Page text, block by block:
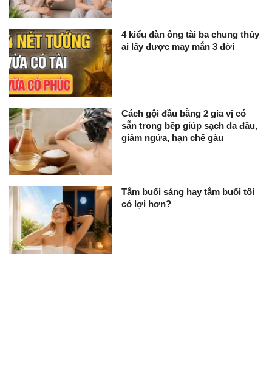
4 kiểu đàn ông tài ba chung thủy
ai lấy được may mắn 3 đời
Cách gội đầu bằng 2 gia vị có
sẵn trong bếp giúp sạch da đầu,
giảm ngứa, hạn chế gàu
Tắm buổi sáng hay tắm buổi tối
có lợi hơn?